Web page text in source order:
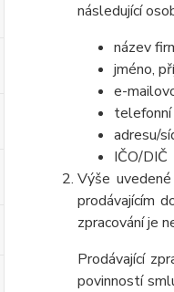
následující
název
jméno,
e-
telefonní
adresu/
IČO/DIČ
Výše
prodávajícím
zpracování je
Prodávající
povinností